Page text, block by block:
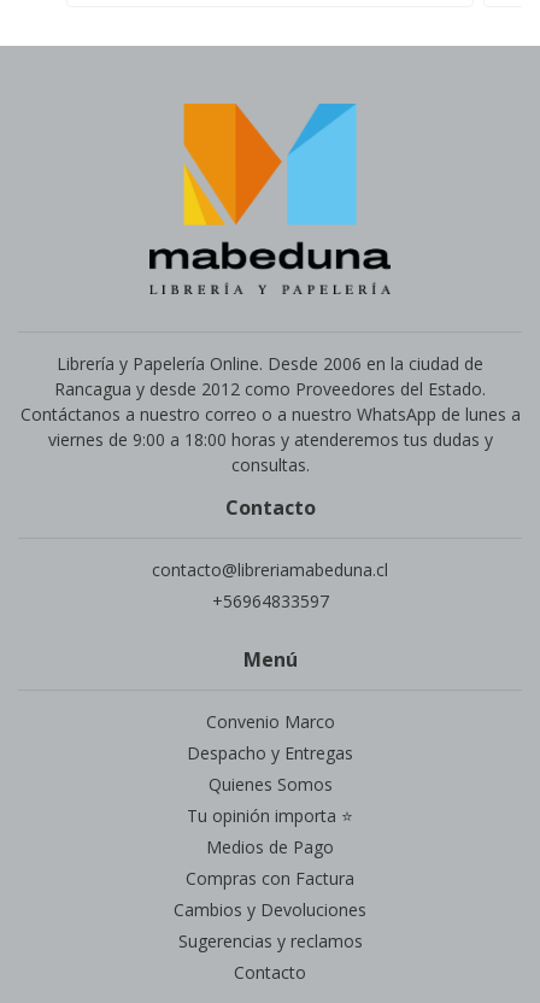
Librería y Papelería Online. Desde 2006 en la ciudad de
Rancagua y desde 2012 como Proveedores del Estado.
Contáctanos a nuestro correo o a nuestro WhatsApp de lunes a
viernes de 9:00 a 18:00 horas y atenderemos tus dudas y
consultas.
Contacto
contacto@libreriamabeduna.cl
+56964833597
Menú
Convenio Marco
Despacho y Entregas
Quienes Somos
Tu opinión importa ⭐
Medios de Pago
Compras con Factura
Cambios y Devoluciones
Sugerencias y reclamos
Contacto